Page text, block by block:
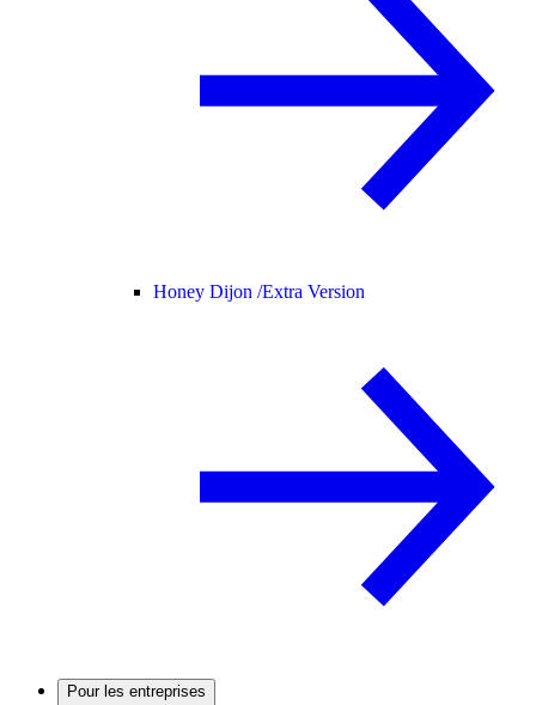
Honey Dijon /Extra Version
Pour les entreprises